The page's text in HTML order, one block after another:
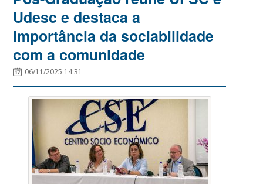
Udesc e destaca a
importância da sociabilidade
com a comunidade
06/11/2025 14:31